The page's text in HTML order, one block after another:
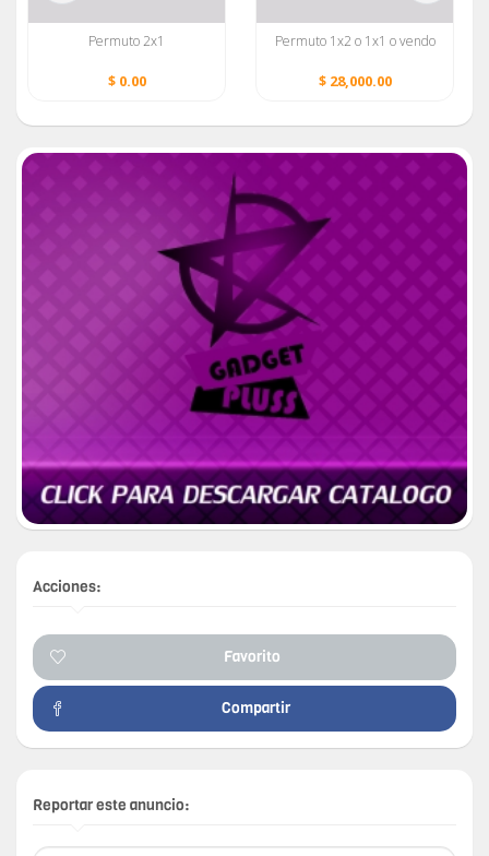
Permuto 2x1
$ 0.00
Permuto 1x2 o 1x1 o vendo
$ 28,000.00
Acciones:
Favorito
Compartir
Reportar este anuncio: